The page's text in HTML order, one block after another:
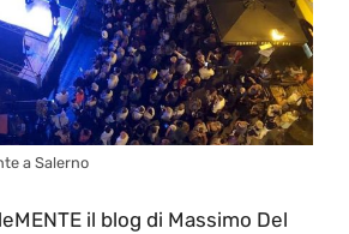
a Salerno
il blog di Massimo Del